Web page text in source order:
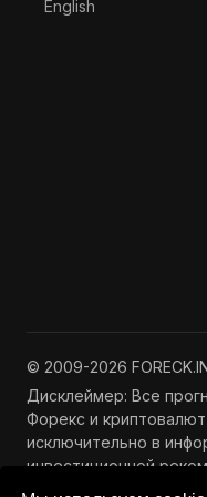
Выберите язык
English
© 2009-2026
Дисклеймер: Все
Форекс и
исключительно в
инвестиционной
инвестиции связаны с